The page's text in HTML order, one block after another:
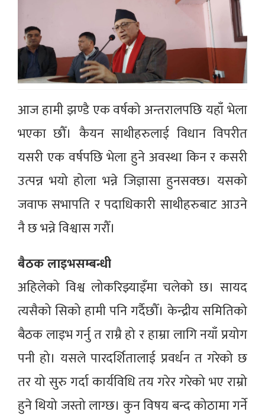
आज हामी झण्डै एक वर्षको अन्तरालपछि यहाँ भेला
भएका छौँ। कैयन साथीहरुलाई विधान विपरीत
यसरी एक वर्षपछि भेला हुने अवस्था किन र कसरी
उत्पन्न भयो होला भन्ने जिज्ञासा हुनसक्छ। यसको
जवाफ सभापति र पदाधिकारी साथीहरुबाट आउने
नै छ भन्ने विश्वास गरौँ।
बैठक लाइभसम्बन्धी
अहिलेको विश्व लोकरिझ्याइँमा चलेको छ। सायद
त्यसैको सिको हामी पनि गर्दैछौँ। केन्द्रीय समितिको
बैठक लाइभ गर्नु त राम्रै हो र हाम्रा लागि नयाँ प्रयोग
पनी हो। यसले पारदर्शितालाई प्रवर्धन त गरेको छ
तर यो सुरु गर्दा कार्यविधि तय गरेर गरेको भए राम्रो
हुने थियो जस्तो लाग्छ। कुन विषय बन्द कोठामा गर्ने